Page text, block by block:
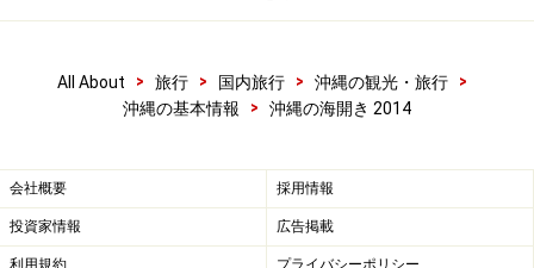
は各所で続々海開きが行なわれます。2014年2月現在日
き。こちらは東洋一の砂浜と言われる与那覇前浜ビーチ
にて行なわれます。ライヴや宝探しなど楽しい出し物が
目白押しのこの宮古島の海開きでは、初泳ぎに参加する
All About > 旅行 > 国内旅行 > 沖縄の観光・旅行
>
沖縄の基本情報
> 沖縄の海開き 2014
会社概要 採用情報
投資家情報 広告掲載